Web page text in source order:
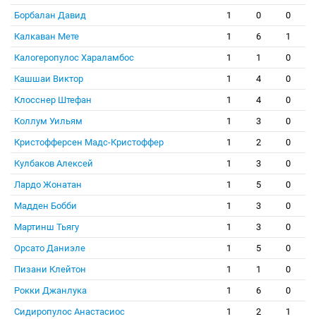
Борбалан Давид
1 0
0
Калкаван Мете
1 6
1
Калогеропулос Хараламбос
1 1
0
Кашшаи Виктор
1 4
0
Клосснер Штефан
1 4
0
Коллум Уильям
1 3
0
Кристофферсен Мадс-Кристоффер
1 2
0
Кулбаков Алексей
1 3
0
Лардо Жонатан
1 5
0
Мадден Бобби
1 3
0
Мартинш Тьягу
1 3
0
Орсато Даниэле
1 5
0
Пизани Клейтон
1 1
0
Рокки Джанлука
1 6
0
Сидиропулос Анастасиос
1 2
1